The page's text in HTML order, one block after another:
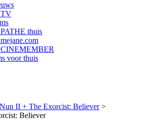
TV
thuis
voor thuis
II + The Exorcist: Believer>
Believer